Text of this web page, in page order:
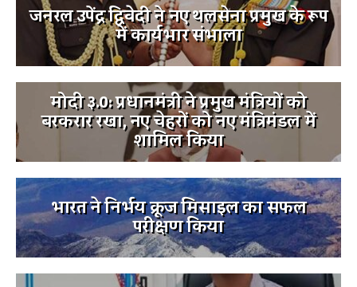
जनरल उपेंद्र द्विवेदी ने नए थलसेना प्रमुख के रूप
में कार्यभार संभाला
मोदी ३.0: प्रधानमंत्री ने प्रमुख मंत्रियों को
बरकरार रखा, नए चेहरों को नए मंत्रिमंडल में
शामिल किया
भारत ने निर्भय क्रूज मिसाइल का सफल
परीक्षण किया